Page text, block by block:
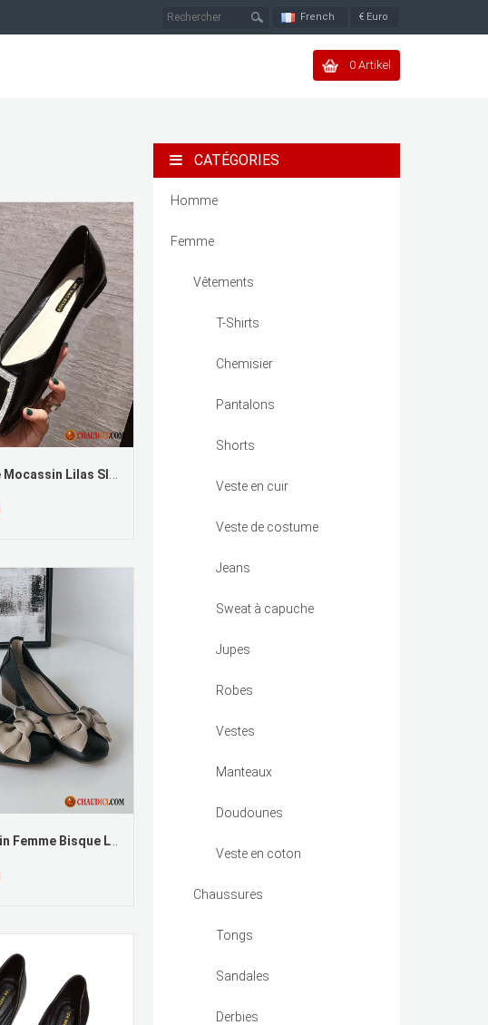
€ Euro
French
0 Artikel
Chaussure Style Mocassin Lilas Slip-On Flâneurs Tous Les Assortis Mesh Noir Soldes
Marque Mocassin Femme Bisque L'automne Derbies Tous Les Assortis En Cuir Femme Pas Cher
CATÉGORIES
Homme
Femme
Vêtements
T-Shirts
Chemisier
Pantalons
Shorts
Veste en cuir
Veste de costume
Jeans
Sweat à capuche
Jupes
Robes
Vestes
Manteaux
Doudounes
Veste en coton
Chaussures
Tongs
Sandales
Derbies